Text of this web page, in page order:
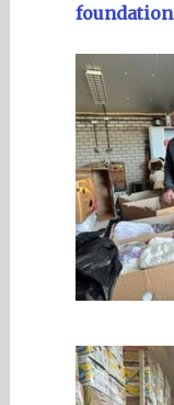
foundation